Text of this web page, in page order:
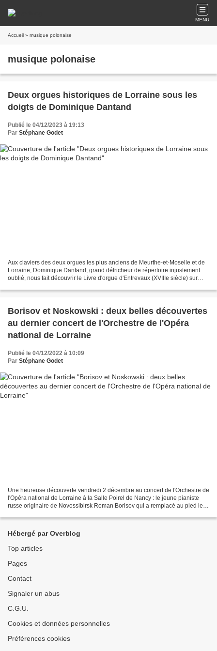
MENU
Accueil » musique polonaise
musique polonaise
Deux orgues historiques de Lorraine sous les
doigts de Dominique Dantand
Publié le 04/12/2023 à 19:13
Par Stéphane Godet
Aux claviers des deux orgues les plus anciens de Meurthe-et-Moselle et de
Lorraine, Dominique Dantand, grand défricheur de répertoire injustement
oublié, nous fait découvrir le Livre d'orgue d'Entrevaux (XVIIIe siècle) sur
Borisov et Noskowski : deux belles découvertes
au dernier concert de l'Orchestre de l'Opéra
national de Lorraine
Publié le 04/12/2022 à 10:09
Par Stéphane Godet
Une heureuse découverte vendredi 2 décembre au concert de l'Orchestre de
l'Opéra national de Lorraine à la Salle Poirel de Nancy : le jeune pianiste
russe originaire de Novossibirsk Roman Borisov qui a remplacé au pied levé
Hébergé par Overblog
Top articles
Pages
Contact
Signaler un abus
C.G.U.
Cookies et données personnelles
Préférences cookies